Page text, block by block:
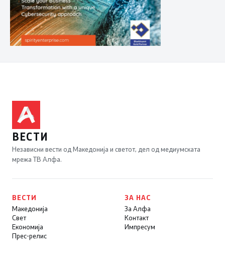
ВЕСТИ
Независни вести од Македонија и светот, дел од медиумската
мрежа ТВ Алфа.
ВЕСТИ
Македонија
Свет
Економија
Прес-релис
ЗА НАС
За Алфа
Контакт
Импресум